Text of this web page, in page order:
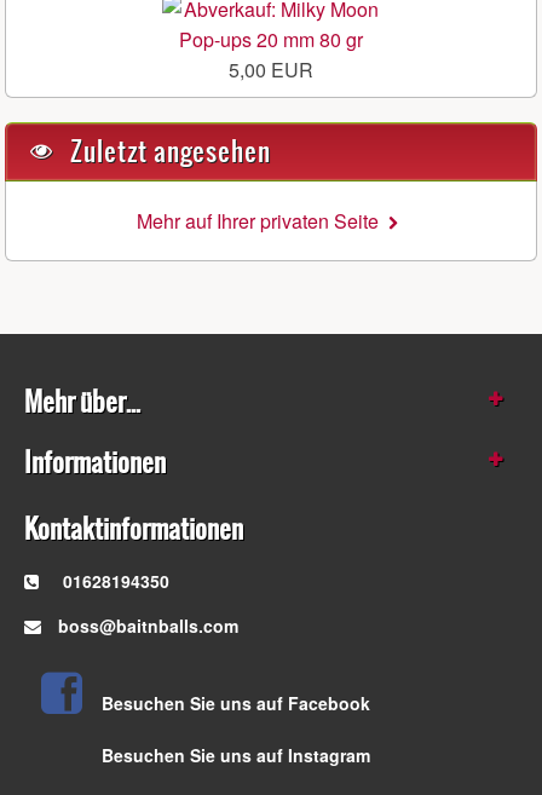
5,00 EUR
Zuletzt angesehen
Mehr auf Ihrer privaten Seite
Mehr über...
Informationen
Kontaktinformationen
01628194350
boss@baitnballs.com
Besuchen Sie uns auf Facebook
Besuchen Sie uns auf Instagram